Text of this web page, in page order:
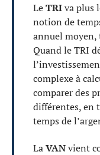
LeTRIva plus
notion de
annuel moyen,
Quand le TRI
complexe à
comparer des
différentes, en
temps de
LaVANvient